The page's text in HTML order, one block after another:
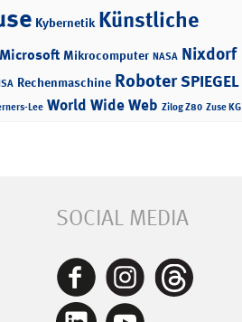
Kybernetik Künstliche
Microsoft Mikrocomputer NASA Nixdorf
Rechenmaschine RoboterSPIEGEL
Lee World Wide Web Zilog Z80 Zuse KG
SOCIAL MEDIA